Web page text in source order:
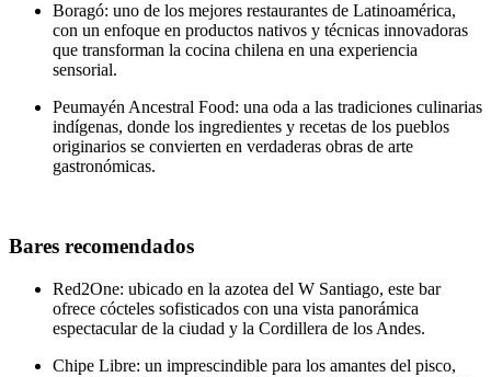
Boragó: uno de los mejores restaurantes de Latinoamérica,
con un enfoque en productos nativos y técnicas innovadoras
que transforman la cocina chilena en una experiencia
sensorial.
Peumayén Ancestral Food: una oda a las tradiciones culinarias
indígenas, donde los ingredientes y recetas de los pueblos
originarios se convierten en verdaderas obras de arte
gastronómicas.
Bares recomendados
Red2One: ubicado en la azotea del W Santiago, este bar
ofrece cócteles sofisticados con una vista panorámica
espectacular de la ciudad y la Cordillera de los Andes.
Chipe Libre: un imprescindible para los amantes del pisco,